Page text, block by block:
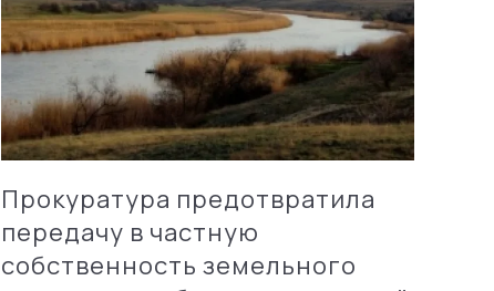
Прокуратура предотвратила
передачу в частную
собственность земельного